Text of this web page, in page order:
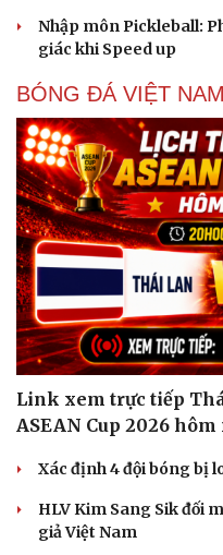
Nhập môn Pickleball:
giác khi Speed up
BÓNG ĐÁ VIỆT NAM
Link xem trực tiếp
ASEAN Cup 2026 hôm
Xác định 4 đội bóng bị
HLV Kim Sang Sik đối
giả Việt Nam